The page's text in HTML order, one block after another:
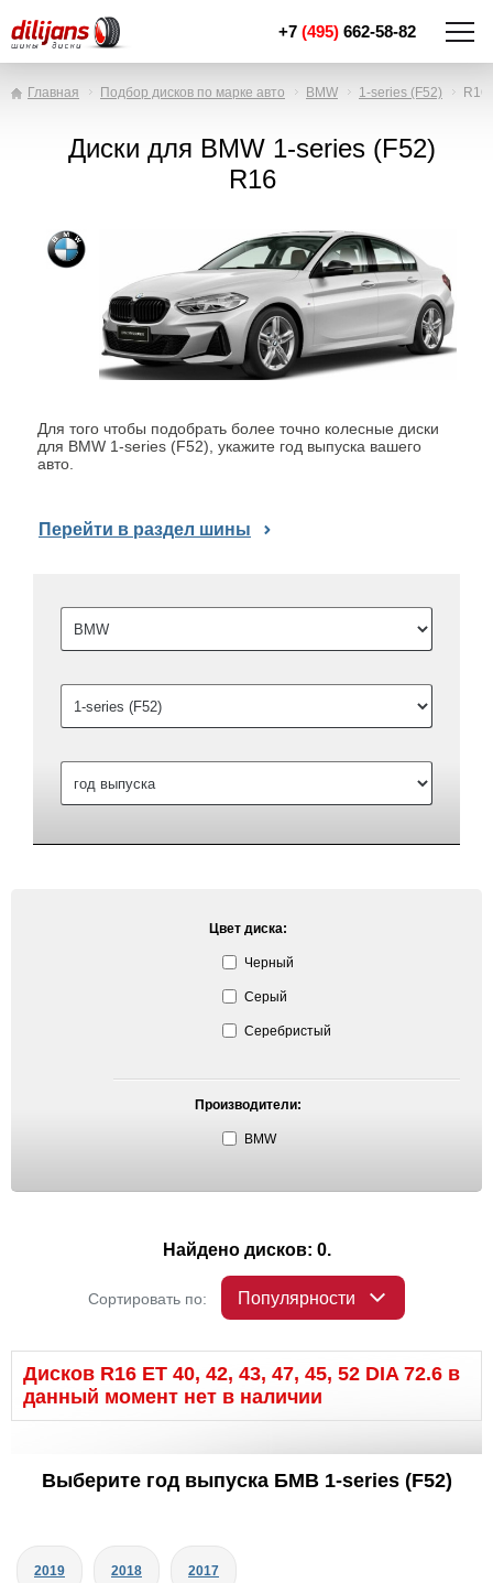
+7 (495) 662-58-82
Главная Подбор дисков по марке авто BMW 1-series (F52) R16
Диски для BMW 1-series (F52)
R16
Для того чтобы подобрать более точно колесные диски
для BMW 1-series (F52), укажите год выпуска вашего
авто.
Перейти в раздел шины
Цвет диска:
Черный
Серый
Серебристый
Производители:
BMW
Найдено дисков: 0.
Сортировать по: Популярности
Дисков R16 ET 40, 42, 43, 47, 45, 52 DIA 72.6 в
данный момент нет в наличии
Выберите год выпуска БМВ 1-series (F52)
2019 2018 2017